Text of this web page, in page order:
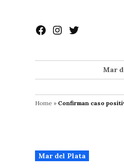
contenido
Facebook
Instagram
Twitter
Mar
Home » Confirman caso
Publicado
en
Mar del Plata